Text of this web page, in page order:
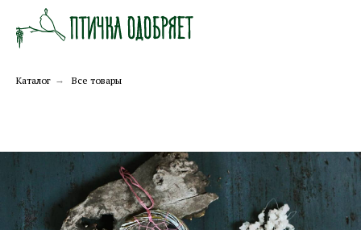
Каталог → Все товары